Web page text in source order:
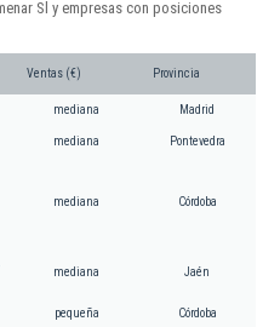
Sl y empresas con posiciones
Ventas (€) Provincia
mediana Madrid
mediana Pontevedra
mediana Córdoba
mediana Jaén
pequeña Córdoba